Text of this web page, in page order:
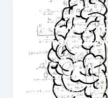
famille
Carte mentale :
apprendre
La carte mentale
aider votre enfant à
apprentissages.